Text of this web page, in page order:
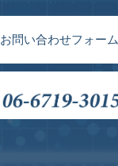
お問い合わせフォーム